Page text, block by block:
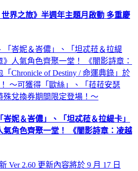
世界之旅》半週年主題月啟動 多重慶
峇妮＆峇儂」、「坦忒菈＆拉緹卡」
氣角色齊聚一堂！ 《闇影詩章：凌越